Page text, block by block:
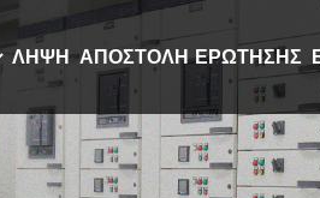
ΛΉΨΗ ΑΠΟΣΤΟΛΉ ΕΡΏΤΗΣΗΣ